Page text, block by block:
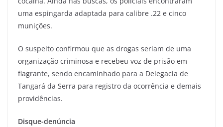
uma espingarda adaptada para calibre .22 e cinco
munições.
O suspeito confirmou que as drogas seriam de uma
organização criminosa e recebeu voz de prisão em
flagrante, sendo encaminhado para a Delegacia de
Tangará da Serra para registro da ocorrência e demais
providências.
Disque-denúncia